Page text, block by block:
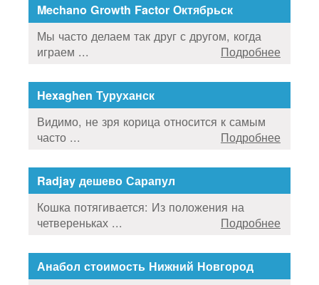
Mechano Growth Factor Октябрьск
Мы часто делаем так друг с другом, когда
играем ...
Подробнее
Hexaghen Туруханск
Видимо, не зря корица относится к самым
часто ...
Подробнее
Radjay дешево Сарапул
Кошка потягивается: Из положения на
четвереньках ...
Подробнее
Анабол стоимость Нижний Новгород